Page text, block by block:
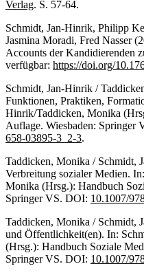
Verlag. S. 57-64.
Schmidt, Jan-Hinrik, Philipp
Jasmina Moradi, Fred Nasser
Accounts der Kandidierenden
verfügbar: https://doi.org/
Schmidt, Jan-Hinrik /
Funktionen, Praktiken,
Hinrik/Taddicken, Monika
Auflage. Wiesbaden: Springer
658-03895-3_2-3.
Taddicken, Monika / Schmidt,
Verbreitung sozialer Medien.
Monika (Hrsg.): Handbuch
Springer VS. DOI: 10.1007/
Taddicken, Monika / Schmidt,
und Öffentlichkeit(en). In:
(Hrsg.): Handbuch Soziale
Springer VS. DOI: 10.1007/